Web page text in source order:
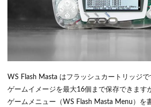
WS Flash Masta はフラッシュカートリッジで
ゲームイメージを最大16個まで保存できます
ゲームメニュー（WS Flash Masta Menu）を